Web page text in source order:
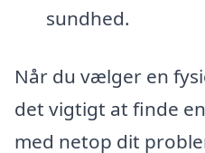
sundhed.
Når du vælger en
det vigtigt at finde
med netop dit